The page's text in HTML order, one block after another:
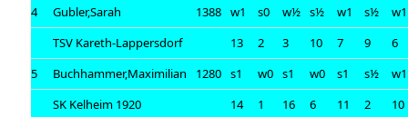
4
Gubler,Sarah 1388 w1 s0 w½ s½ w1 s½
w1
TSV Kareth-Lappersdorf
13 2 3 10 7 9
6
5
Buchhammer,Maximilian 1280 s1 w0 s1 w0 s1 s½
w1
SK Kelheim 1920
14 1 16 6 11 2
10